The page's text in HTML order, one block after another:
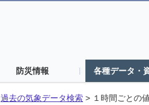
防災情報 各種データ・
過去の気象データ検索 > １時間ごとの